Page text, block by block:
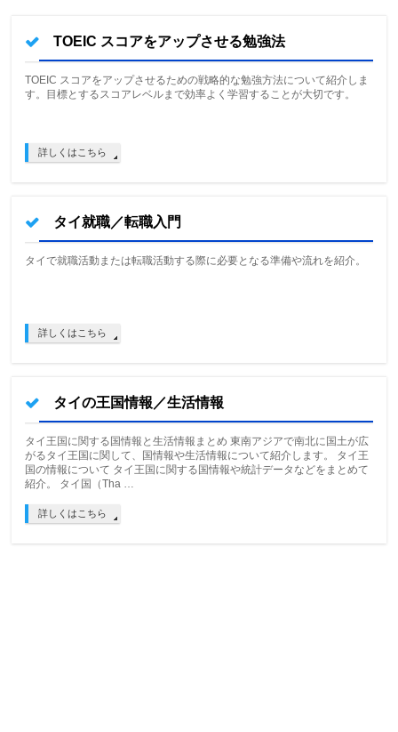
TOEIC スコアをアップさせる勉強法
TOEIC スコアをアップさせるための戦略的な勉強方法について紹介しま
す。目標とするスコアレベルまで効率よく学習することが大切です。
詳しくはこちら
タイ就職／転職入門
タイで就職活動または転職活動する際に必要となる準備や流れを紹介。
詳しくはこちら
タイの王国情報／生活情報
タイ王国に関する国情報と生活情報まとめ 東南アジアで南北に国土が広
がるタイ王国に関して、国情報や生活情報について紹介します。 タイ王
国の情報について タイ王国に関する国情報や統計データなどをまとめて
紹介。 タイ国（Tha …
詳しくはこちら